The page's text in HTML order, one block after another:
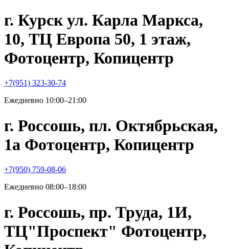
г. Курск ул. Карла Маркса,
10, ТЦ Европа 50, 1 этаж,
Фотоцентр, Копицентр
+7(951) 323-30-74
Ежедневно 10:00–21:00
г. Россошь, пл. Октябрьская,
1а Фотоцентр, Копицентр
+7(950) 759-08-06
Ежедневно 08:00–18:00
г. Россошь, пр. Труда, 1И,
ТЦ"Проспект" Фотоцентр,